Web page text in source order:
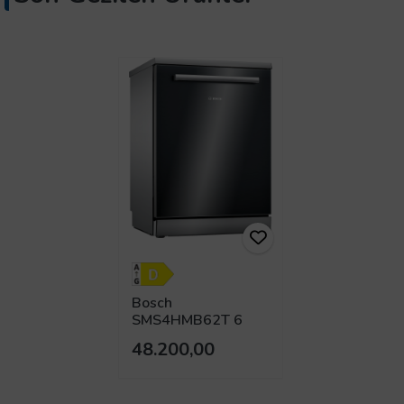
Bosch
SMS4HMB62T 6
Makinesi
48.200,00